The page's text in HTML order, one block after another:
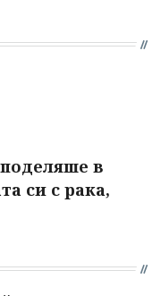
в
си с рака,